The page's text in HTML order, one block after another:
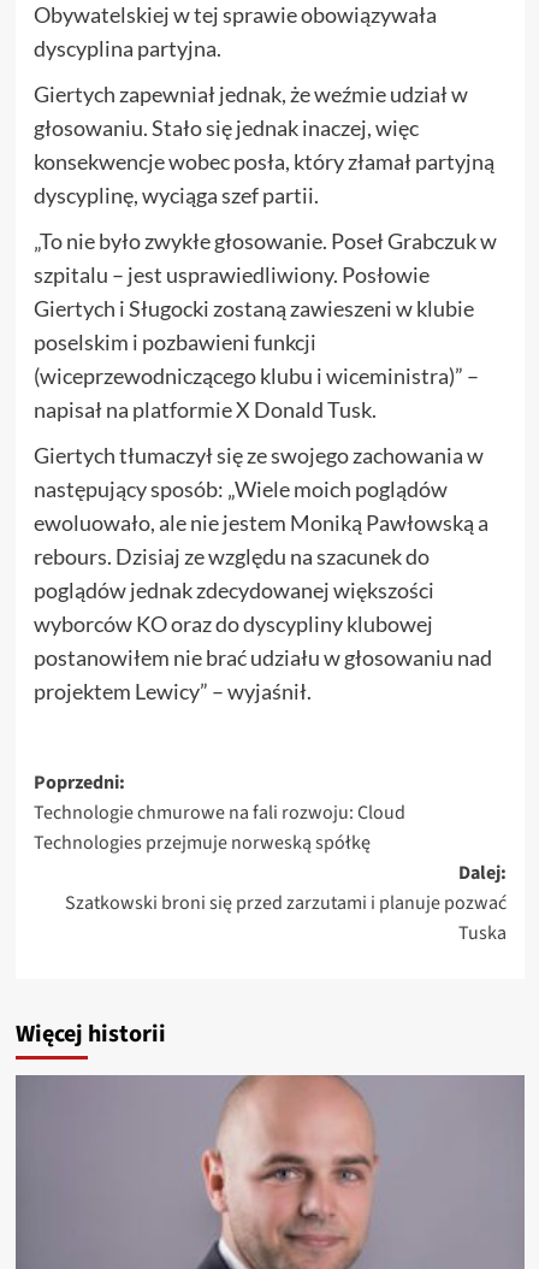
Obywatelskiej w tej sprawie obowiązywała
dyscyplina partyjna.
Giertych zapewniał jednak, że weźmie udział w
głosowaniu. Stało się jednak inaczej, więc
konsekwencje wobec posła, który złamał partyjną
dyscyplinę, wyciąga szef partii.
„To nie było zwykłe głosowanie. Poseł Grabczuk w
szpitalu – jest usprawiedliwiony. Posłowie
Giertych i Sługocki zostaną zawieszeni w klubie
poselskim i pozbawieni funkcji
(wiceprzewodniczącego klubu i wiceministra)” –
napisał na platformie X Donald Tusk.
Giertych tłumaczył się ze swojego zachowania w
następujący sposób: „Wiele moich poglądów
ewoluowało, ale nie jestem Moniką Pawłowską a
rebours. Dzisiaj ze względu na szacunek do
poglądów jednak zdecydowanej większości
wyborców KO oraz do dyscypliny klubowej
postanowiłem nie brać udziału w głosowaniu nad
projektem Lewicy” – wyjaśnił.
Zobacz
wpisy
Poprzedni:
Technologie chmurowe na fali rozwoju: Cloud
Technologies przejmuje norweską spółkę
Dalej:
Szatkowski broni się przed zarzutami i planuje pozwać
Tuska
Więcej historii